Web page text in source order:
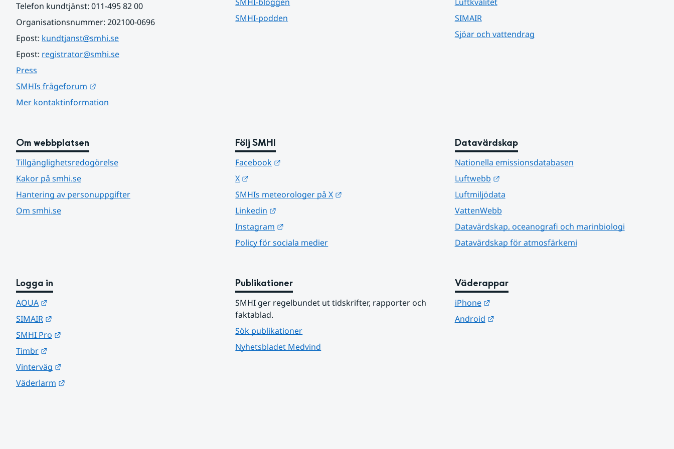
Telefon kundtjänst: 011-495 82 00
Organisationsnummer: 202100-0696
Epost: kundtjanst@smhi.se
Epost: registrator@smhi.se
Press
SMHIs frågeforum
Mer kontaktinformation
SMHI-podden
SIMAIR
Sjöar och vattendrag
Om webbplatsen
Tillgänglighetsredogörelse
Kakor på smhi.se
Hantering av personuppgifter
Om smhi.se
Följ SMHI
Facebook
X
SMHIs meteorologer på X
Linkedin
Instagram
Policy för sociala medier
Datavärdskap
Nationella emissionsdatabasen
Luftwebb
Länk till annan webbplats.
Luftmiljödata
VattenWebb
Datavärdskap, oceanografi och marinbiologi
Datavärdskap för atmosfärkemi
Logga in
AQUA
SIMAIR
SMHI Pro
Timbr
Vinterväg
Väderlarm
Publikationer
SMHI ger regelbundet ut tidskrifter, rapporter och
faktablad.
Sök publikationer
Nyhetsbladet Medvind
Väderappar
iPhone
Länk till annan webbplats.
Android
Länk till annan webbplats.